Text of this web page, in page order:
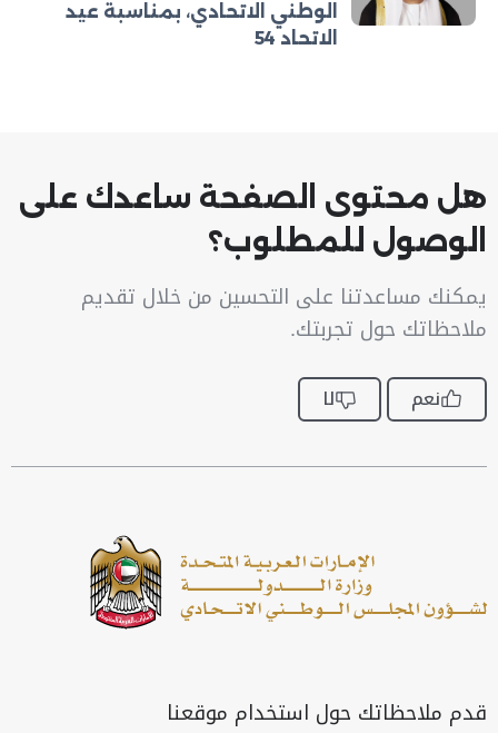
الوطني الاتحادي، بمناسبة عيد
الاتحاد 54
هل محتوى الصفحة ساعدك على
الوصول للمطلوب؟
يمكنك مساعدتنا على التحسين من خلال تقديم
ملاحظاتك حول تجربتك.
نعم لا
قدم ملاحظاتك حول استخدام موقعنا